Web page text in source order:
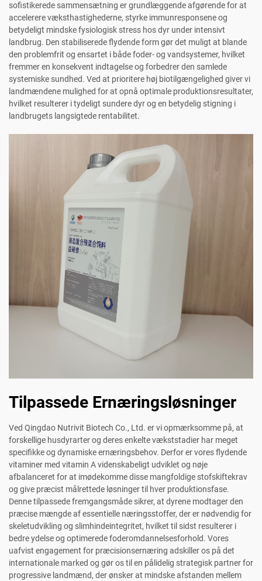
sofistikerede sammensætning er grundlæggende afgørende for at
accelerere væksthastighederne, styrke immunresponsene og
betydeligt mindske fysiologisk stress hos dyr under intensivt
landbrug. Den stabiliserede flydende form gør det muligt at blande
den problemfrit og ensartet i både foder- og vandsystemer, hvilket
fremmer en konsekvent indtagelse og forbedrer den samlede
systemiske sundhed. Ved at prioritere høj biotilgængelighed giver vi
landmændene mulighed for at opnå optimale produktionsresultater,
hvilket resulterer i tydeligt sundere dyr og en betydelig stigning i
landbrugets langsigtede rentabilitet.
Tilpassede Ernæringsløsninger
Ved Qingdao Nutrivit Biotech Co., Ltd. er vi opmærksomme på, at
forskellige husdyrarter og deres enkelte vækststadier har meget
specifikke og dynamiske ernæringsbehov. Derfor er vores flydende
vitaminer med vitamin A videnskabeligt udviklet og nøje
afbalanceret for at imødekomme disse mangfoldige stofskiftekrav
og give præcist målrettede løsninger til hver produktionsfase.
Denne tilpassede fremgangsmåde sikrer, at dyrene modtager den
præcise mængde af essentielle næringsstoffer, der er nødvendig for
skeletudvikling og slimhindeintegritet, hvilket til sidst resulterer i
bedre ydelse og optimerede foderomdannelsesforhold. Vores
uafvist engagement for præcisionsernæring adskiller os på det
internationale marked og gør os til en pålidelig strategisk partner for
progressive landmænd, der ønsker at mindske afstanden mellem